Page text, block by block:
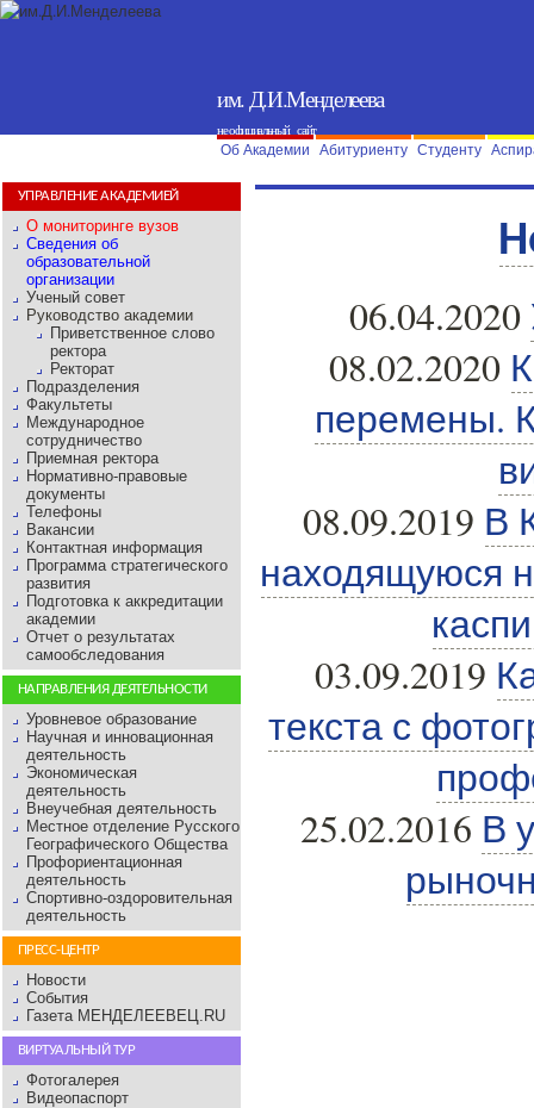
им. Д.И.Менделеева
не официальный сайт
Об Академии
Абитуриенту Студенту
УПРАВЛЕНИЕ АКАДЕМИЕЙ
О мониторинге вузов
Сведения об
образовательной
организации
Ученый совет
Руководство академии
Приветственное слово
ректора
Ректорат
Подразделения
Факультеты
Международное
сотрудничество
Приемная ректора
Нормативно-правовые
документы
Телефоны
Вакансии
Контактная информация
Программа стратегического
развития
Подготовка к аккредитации
академии
Отчет о результатах
самообследования
НАПРАВЛЕНИЯ ДЕЯТЕЛЬНОСТИ
Уровневое образование
Научная и инновационная
деятельность
Экономическая
деятельность
Внеучебная деятельность
Местное отделение Русского
Географического Общества
Профориентационная
деятельность
Спортивно-оздоровительная
деятельность
ПРЕСС-ЦЕНТР
Новости
События
Газета МЕНДЕЛЕЕВЕЦ.RU
ВИРТУАЛЬНЫЙ ТУР
Фотогалерея
Видеопаспорт
06.04.2020
08.02.2020
перемены.
08.09.2019 В
находящуюся
03.09.2019
текста с
25.02.2016 В